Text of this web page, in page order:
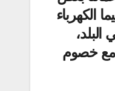
الكهرباء
مع خصوم